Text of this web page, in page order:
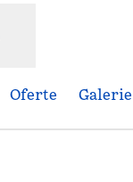
Oferte Galerie